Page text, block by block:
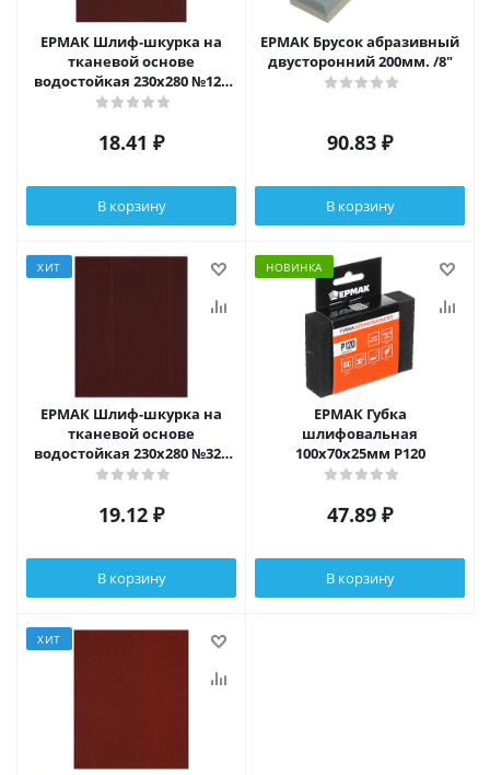
ЕРМАК Шлиф-шкурка на
тканевой основе
водостойкая 230x280 №120
(цена за 1 лист, в спайке 50
18.41 ₽
В корзину
ЕРМАК Брусок абразивный
двусторонний 200мм. /8"
90.83 ₽
В корзину
ХИТ
ЕРМАК Шлиф-шкурка на
тканевой основе
водостойкая 230x280 №320
(цена за 1 лист, в спайке 50
19.12 ₽
В корзину
НОВИНКА
ЕРМАК Губка
шлифовальная
100х70х25мм Р120
47.89 ₽
В корзину
ХИТ